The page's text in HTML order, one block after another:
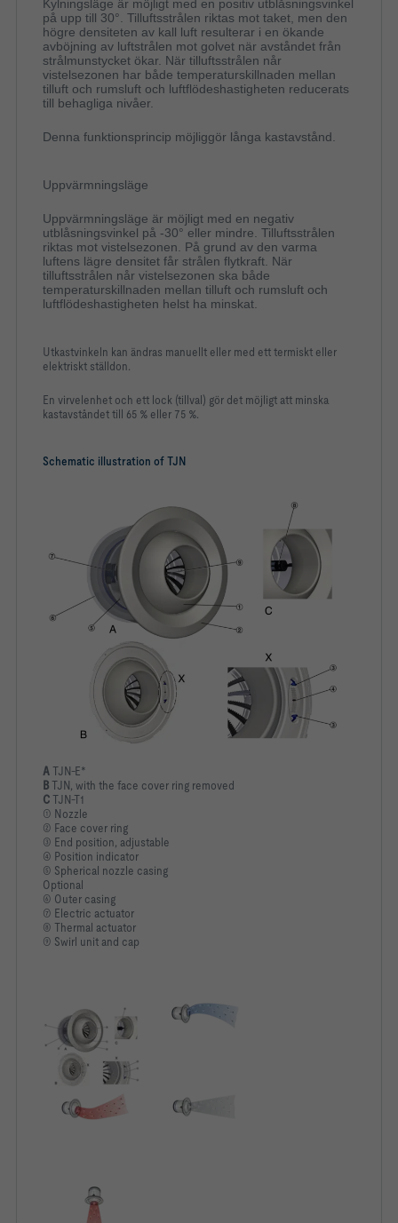
Schematic illustration of TJN
A TJN-E*
B TJN, with the face cover ring removed
C TJN-T1
① Nozzle
② Face cover ring
③ End position, adjustable
④ Position indicator
⑤ Spherical nozzle casing
Optional
⑥ Outer casing
⑦ Electric actuator
⑧ Thermal actuator
⑨ Swirl unit and cap
Kylningsläge är möjligt med en positiv utblåsningsvinkel
på upp till 30°. Tilluftsstrålen riktas mot taket, men den
högre densiteten av kall luft resulterar i en ökande
avböjning av luftstrålen mot golvet när avståndet från
strålmunstycket ökar. När tilluftsstrålen når
vistelsezonen har både temperaturskillnaden mellan
tilluft och rumsluft och luftflödeshastigheten reducerats
till behagliga nivåer.
Denna funktionsprincip möjliggör långa kastavstånd.
Uppvärmningsläge
Uppvärmningsläge är möjligt med en negativ
utblåsningsvinkel på -30° eller mindre. Tilluftsstrålen
riktas mot vistelsezonen. På grund av den varma
luftens lägre densitet får strålen flytkraft. När
tilluftsstrålen når vistelsezonen ska både
temperaturskillnaden mellan tilluft och rumsluft och
luftflödeshastigheten helst ha minskat.
Utkastvinkeln kan ändras manuellt eller med ett termiskt eller
elektriskt ställdon.
En virvelenhet och ett lock (tillval) gör det möjligt att minska
kastavståndet till 65 % eller 75 %.